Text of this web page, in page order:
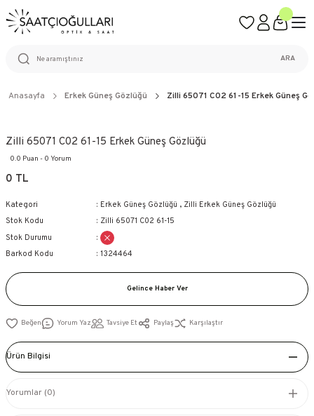
%100 ORİJİNAL ÜRÜN GARANTİSİ
WEB SİTESİNE ÖZEL FİYATLAR
ARA
Anasayfa Erkek Güneş Gözlüğü Zilli 65071 C02 61-15 Erkek Güneş
Zilli 65071 C02 61-15 Erkek Güneş Gözlüğü
0.0 Puan - 0 Yorum
0 TL
Kategori Erkek Güneş Gözlüğü , Zilli Erkek Güneş Gözlüğü
Stok Kodu
Zilli 65071 C02 61-15
Stok Durumu
Barkod Kodu
1324464
Gelince Haber Ver
Yorum Yaz Tavsiye Et Paylaş Karşılaştır
Ürün Bilgisi
Yorumlar (0)